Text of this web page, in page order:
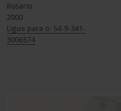
Rosario
2000
Ligue para o: 54-9-341-
3006574